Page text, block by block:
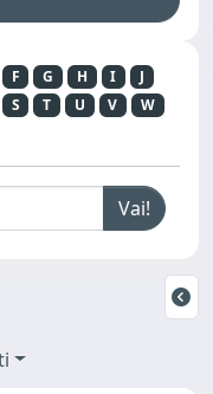
F G H I
J
S T U V
W